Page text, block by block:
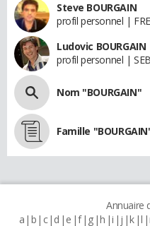
Steve BOURGAIN
profil personnel |
Ludovic BOURGAIN
profil personnel |
Nom "BOURGAIN"
Famille
Annuaire
a b c d e f g h i j k l